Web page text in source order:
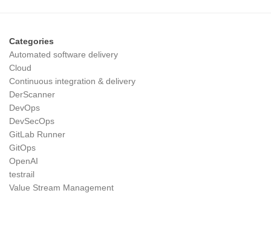
Categories
Automated software delivery
Cloud
Continuous integration & delivery
DerScanner
DevOps
DevSecOps
GitLab Runner
GitOps
OpenAI
testrail
Value Stream Management